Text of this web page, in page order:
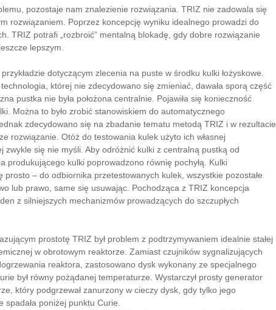
pozostaje nam znalezienie rozwiązania. TRIZ nie zadowala się
rozwiązaniem. Poprzez koncepcję wyniku idealnego prowadzi do
TRIZ potrafi „rozbroić” mentalną blokadę, gdy dobre rozwiązanie
lepszym.
dotyczącym zlecenia na puste w środku kulki łożyskowe.
której nie zdecydowano się zmieniać, dawała sporą część
pustka nie była położona centralnie. Pojawiła się konieczność
Można to było zrobić stanowiskiem do automatycznego
zdecydowano się na zbadanie tematu metodą TRIZ i w rezultacie
rozwiązanie. Otóż do testowania kulek użyto ich własnej
zwykle się nie myśli. Aby odróżnić kulki z centralną pustką od
produkującego kulki poprowadzono równię pochyłą. Kulki
prosto – do odbiornika przetestowanych kulek, wszystkie pozostałe
lub prawo, same się usuwając. Pochodząca z TRIZ koncepcja
z silniejszych mechanizmów prowadzących do szczupłych
prostotę TRIZ był problem z podtrzymywaniem idealnie stałej
w obrotowym reaktorze. Zamiast czujników sygnalizujących
reaktora, zastosowano dysk wykonany ze specjalnego
był równy pożądanej temperaturze. Wystarczył prosty generator
który podgrzewał zanurzony w cieczy dysk, gdy tylko jego
spadała poniżej punktu Curie.